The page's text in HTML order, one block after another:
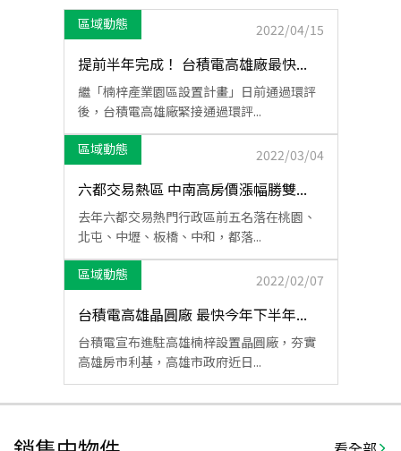
區域動態 2022/04/15
提前半年完成！ 台積電高雄廠最快...
繼「楠梓產業園區設置計畫」日前通過環評
後，台積電高雄廠緊接通過環評...
區域動態 2022/03/04
六都交易熱區 中南高房價漲幅勝雙...
去年六都交易熱門行政區前五名落在桃園、
北屯、中壢、板橋、中和，都落...
區域動態 2022/02/07
台積電高雄晶圓廠 最快今年下半年...
台積電宣布進駐高雄楠梓設置晶圓廠，夯實
高雄房市利基，高雄市政府近日...